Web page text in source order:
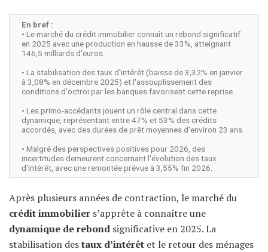
En bref :
• Le marché du crédit immobilier connaît un rebond significatif
en 2025 avec une production en hausse de 33%, atteignant
146,5 milliards d'euros.
• La stabilisation des taux d'intérêt (baisse de 3,32% en janvier
à 3,08% en décembre 2025) et l'assouplissement des
conditions d'octroi par les banques favorisent cette reprise.
• Les primo-accédants jouent un rôle central dans cette
dynamique, représentant entre 47% et 53% des crédits
accordés, avec des durées de prêt moyennes d'environ 23 ans.
• Malgré des perspectives positives pour 2026, des
incertitudes demeurent concernant l'évolution des taux
d'intérêt, avec une remontée prévue à 3,55% fin 2026.
Après plusieurs années de contraction, le marché du
crédit immobilier s’apprête à connaître une
dynamique de rebond significative en 2025. La
stabilisation destaux d’intérêt et le retour des ménages